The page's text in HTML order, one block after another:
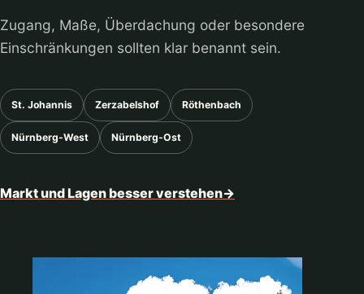
Zugang, Maße, Überdachung oder besondere
Einschränkungen sollten klar benannt sein.
St. Johannis Zerzabelshof Röthenbach
Nürnberg-West Nürnberg-Ost
Markt und Lagen besser verstehen→